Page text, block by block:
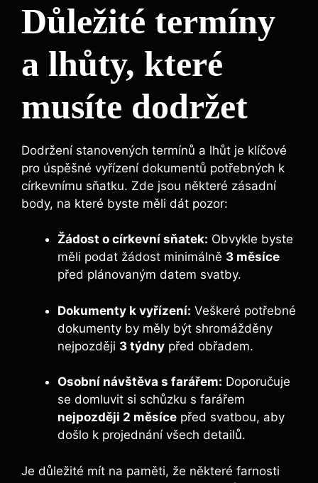
Důležité termíny
a lhůty, které
musíte dodržet
Dodržení stanovených termínů a lhůt je klíčové
pro úspěšné vyřízení dokumentů potřebných k
církevnímu sňatku. Zde jsou některé zásadní
body, na které byste měli dát pozor:
Žádost o církevní sňatek: Obvykle byste
měli podat žádost minimálně 3 měsíce
před plánovaným datem svatby.
Dokumenty k vyřízení: Veškeré potřebné
dokumenty by měly být shromážděny
nejpozději 3 týdny před obřadem.
Osobní návštěva s farářem: Doporučuje
se domluvit si schůzku s farářem
nejpozději 2 měsíce před svatbou, aby
došlo k projednání všech detailů.
Je důležité mít na paměti, že některé farnosti